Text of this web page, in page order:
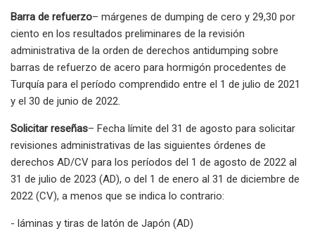
Barra de refuerzo– márgenes de dumping de cero y 29,30 por
ciento en los resultados preliminares de la revisión
administrativa de la orden de derechos antidumping sobre
barras de refuerzo de acero para hormigón procedentes de
Turquía para el período comprendido entre el 1 de julio de 2021
y el 30 de junio de 2022.
Solicitar reseñas– Fecha límite del 31 de agosto para solicitar
revisiones administrativas de las siguientes órdenes de
derechos AD/CV para los períodos del 1 de agosto de 2022 al
31 de julio de 2023 (AD), o del 1 de enero al 31 de diciembre de
2022 (CV), a menos que se indica lo contrario:
- láminas y tiras de latón de Japón (AD)